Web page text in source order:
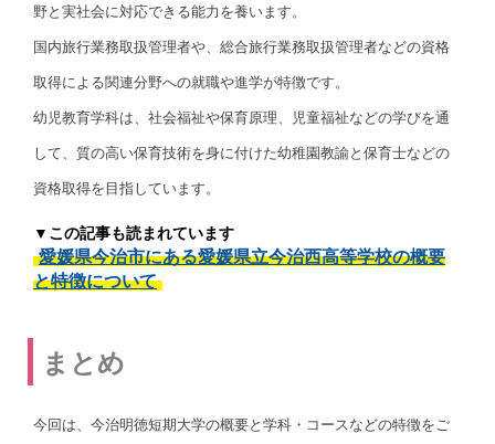
野と実社会に対応できる能力を養います。
国内旅行業務取扱管理者や、総合旅行業務取扱管理者などの資格
取得による関連分野への就職や進学が特徴です。
幼児教育学科は、社会福祉や保育原理、児童福祉などの学びを通
して、質の高い保育技術を身に付けた幼稚園教諭と保育士などの
資格取得を目指しています。
▼この記事も読まれています
愛媛県今治市にある愛媛県立今治西高等学校の概要
と特徴について
まとめ
今回は、今治明徳短期大学の概要と学科・コースなどの特徴をご